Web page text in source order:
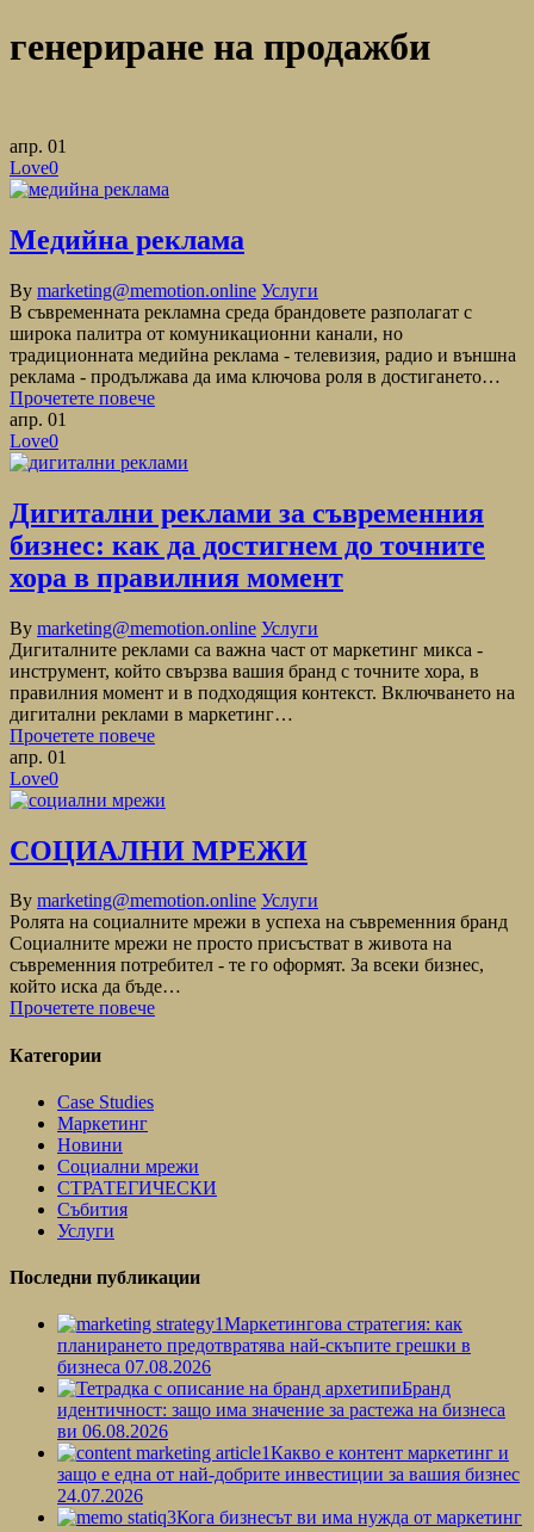
генериране на продажби
апр. 01
Love0
Медийна реклама
By marketing@memotion.online Услуги
В съвременната рекламна среда брандовете разполагат с
широка палитра от комуникационни канали, но
традиционната медийна реклама - телевизия, радио и външна
реклама - продължава да има ключова роля в достигането…
Прочетете повече
апр. 01
Love0
Дигитални реклами за съвременния
бизнес: как да достигнем до точните
хора в правилния момент
By marketing@memotion.online Услуги
Дигиталните реклами са важна част от маркетинг микса -
инструмент, който свързва вашия бранд с точните хора, в
правилния момент и в подходящия контекст. Включването на
дигитални реклами в маркетинг…
Прочетете повече
апр. 01
Love0
СОЦИАЛНИ МРЕЖИ
By marketing@memotion.online Услуги
Ролята на социалните мрежи в успеха на съвременния бранд
Социалните мрежи не просто присъстват в живота на
съвременния потребител - те го оформят. За всеки бизнес,
който иска да бъде…
Прочетете повече
Категории
Case Studies
Маркетинг
Новини
Социални мрежи
СТРАТЕГИЧЕСКИ
Събития
Услуги
Последни публикации
Маркетингова стратегия: как
планирането предотвратява най-скъпите грешки в
бизнеса 07.08.2026
Бранд
идентичност: защо има значение за растежа на бизнеса
ви 06.08.2026
Какво е контент маркетинг и
защо е една от най-добрите инвестиции за вашия бизнес
24.07.2026
Кога бизнесът ви има нужда от маркетинг